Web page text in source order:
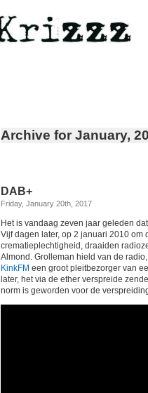
Archive for January,
DAB+
Friday, January 20th, 2017
Het is vandaag zeven jaar geleden dat
Vijf dagen later, op 2 januari 2010 om
crematieplechtigheid, draaiden
Almond. Grolleman hield van de
KinkFM een groot pleitbezorger van
later, het via de ether verspreide
norm is geworden voor de